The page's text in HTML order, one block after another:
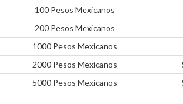
100 Pesos Mexicanos
200 Pesos Mexicanos
1000 Pesos Mexicanos
2000 Pesos Mexicanos
5000 Pesos Mexicanos